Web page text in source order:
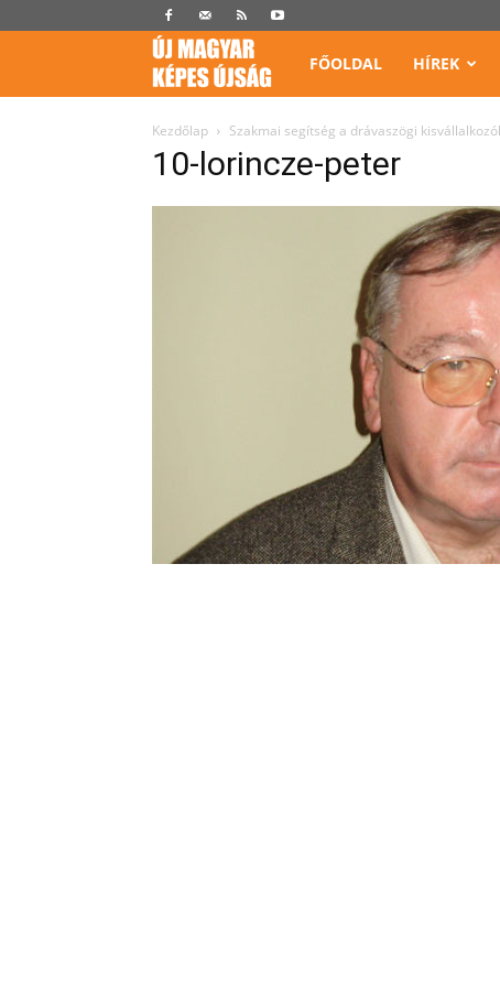
Képes
Újság
FŐOLDAL HÍREK
Kezdőlap Szakmai segítség a drávaszögi
10-lorincze-peter